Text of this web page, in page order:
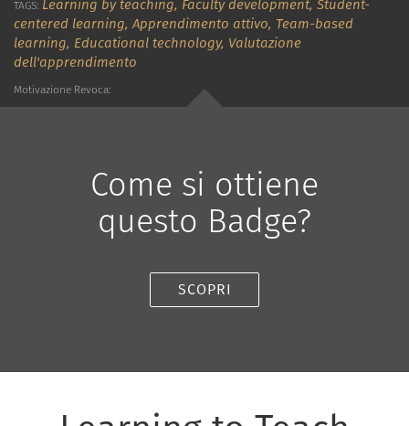
TAGS: Learning by teaching, Faculty development, Student-
centered learning,Apprendimento attivo, Team-based
learning, Educational technology, Valutazione
dell'apprendimento
Motivazione Revoca:
Come si ottiene
questo Badge?
SCOPRI